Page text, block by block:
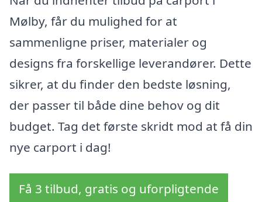
Mølby, får du mulighed for at
sammenligne priser, materialer og
designs fra forskellige leverandører. Dette
sikrer, at du finder den bedste løsning,
der passer til både dine behov og dit
budget. Tag det første skridt mod at få din
nye carport i dag!
Få 3 tilbud, gratis og uforpligtende